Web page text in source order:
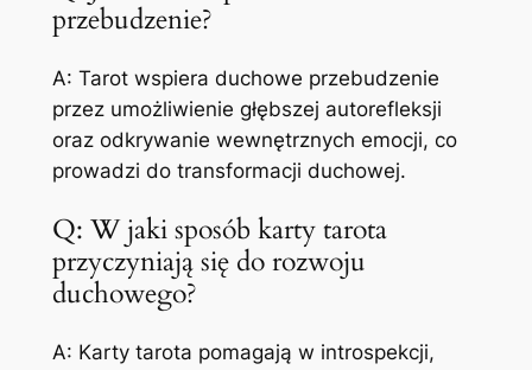
przebudzenie?
A: Tarot wspiera duchowe przebudzenie
przez umożliwienie głębszej autorefleksji
oraz odkrywanie wewnętrznych emocji, co
prowadzi do transformacji duchowej.
Q: W jaki sposób karty tarota
przyczyniają się do rozwoju
duchowego?
A: Karty tarota pomagają w introspekcji,